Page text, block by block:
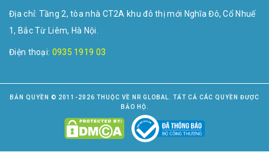
Địa chỉ: Tầng 2, tòa nhà CT2A khu đô thị mới Nghĩa Đô, Cổ Nhuế
1, Bắc Từ Liêm, Hà Nội.
Điện thoại: 0935 1919 03
BẢN QUYỀN © 2011-2026 THUỘC VỀ NR GLOBAL. TẤT CẢ CÁC QUYỀN ĐƯỢC
BẢO HỘ.